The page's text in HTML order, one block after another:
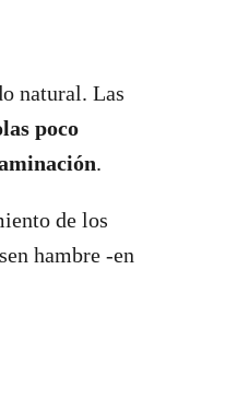
natural. Las
poco
.
de los
hambre -en